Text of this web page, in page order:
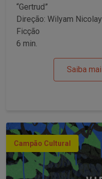
“Gertrud”
Direção: Wilyam Nicolay
Ficção
6 min.
Saiba
Campão Cultural